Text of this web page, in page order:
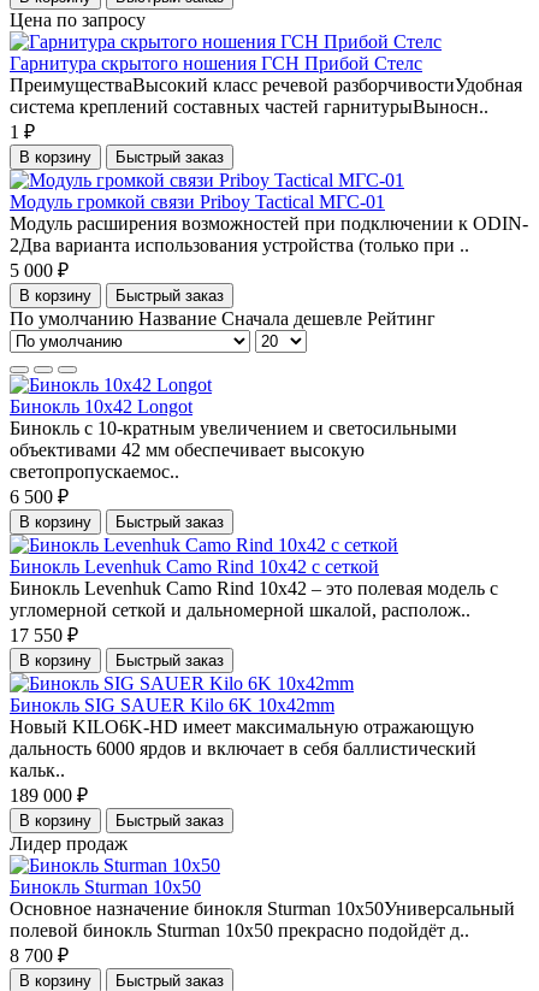
Цена по запросу
Гарнитура скрытого ношения ГСН Прибой Стелс
ПреимуществаВысокий класс речевой разборчивостиУдобная
система креплений составных частей гарнитурыВыносн..
1 ₽
В корзину Быстрый заказ
Модуль громкой связи Priboy Tactical МГС-01
Модуль расширения возможностей при подключении к ODIN-
2Два варианта использования устройства (только при ..
5 000 ₽
В корзину Быстрый заказ
По умолчанию Название Сначала дешевле Рейтинг
Бинокль 10x42 Longot
Бинокль с 10-кратным увеличением и светосильными
объективами 42 мм обеспечивает высокую
светопропускаемос..
6 500 ₽
В корзину Быстрый заказ
Бинокль Levenhuk Camo Rind 10x42 с сеткой
Бинокль Levenhuk Camo Rind 10x42 – это полевая модель с
угломерной сеткой и дальномерной шкалой, располож..
17 550 ₽
В корзину Быстрый заказ
Бинокль SIG SAUER Kilo 6K 10х42mm
Новый KILO6K-HD имеет максимальную отражающую
дальность 6000 ярдов и включает в себя баллистический
кальк..
189 000 ₽
В корзину Быстрый заказ
Лидер продаж
Бинокль Sturman 10x50
Основное назначение бинокля Sturman 10x50Универсальный
полевой бинокль Sturman 10x50 прекрасно подойдёт д..
8 700 ₽
В корзину Быстрый заказ